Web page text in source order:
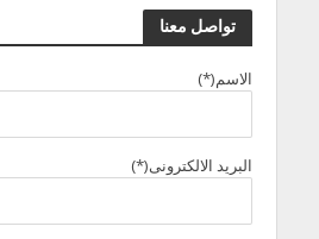
تواصل معنا
الاسم(*)
البريد الالكترونى(*)